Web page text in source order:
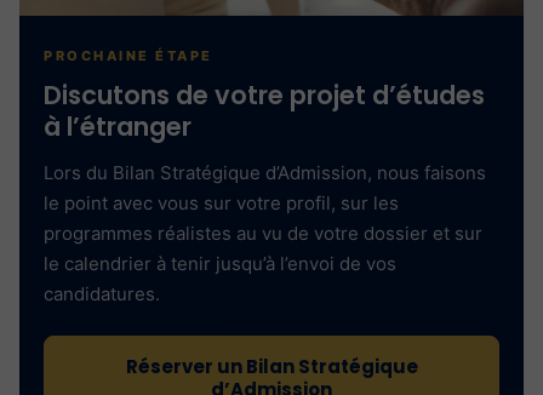
PROCHAINE ÉTAPE
Discutons de votre projet d’études
à l’étranger
Lors du Bilan Stratégique d’Admission, nous faisons
le point avec vous sur votre profil, sur les
programmes réalistes au vu de votre dossier et sur
le calendrier à tenir jusqu’à l’envoi de vos
candidatures.
Réserver un Bilan Stratégique
d’Admission